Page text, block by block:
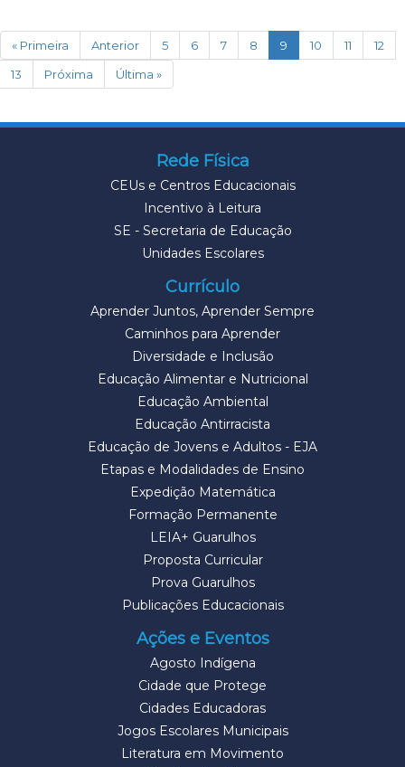
« Primeira Anterior 5 6 7 8 9 (current)
10 11
12
13
Próxima Última »
Rede Física
CEUs e Centros Educacionais
Incentivo à Leitura
SE - Secretaria de Educação
Unidades Escolares
Currículo
Aprender Juntos, Aprender Sempre
Caminhos para Aprender
Diversidade e Inclusão
Educação Alimentar e Nutricional
Educação Ambiental
Educação Antirracista
Educação de Jovens e Adultos - EJA
Etapas e Modalidades de Ensino
Expedição Matemática
Formação Permanente
LEIA+ Guarulhos
Proposta Curricular
Prova Guarulhos
Publicações Educacionais
Ações e Eventos
Agosto Indígena
Cidade que Protege
Cidades Educadoras
Jogos Escolares Municipais
Literatura em Movimento